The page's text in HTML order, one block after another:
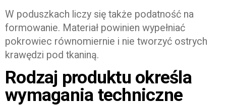
W poduszkach liczy się także podatność na
formowanie. Materiał powinien wypełniać
pokrowiec równomiernie i nie tworzyć ostrych
krawędzi pod tkaniną.
Rodzaj produktu określa
wymagania techniczne